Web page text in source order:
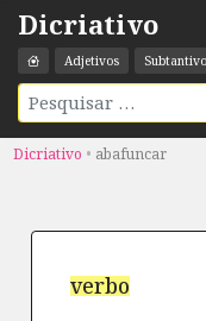
Dicriativo
Adjetivos
Dicriativo • abafuncar
verbo